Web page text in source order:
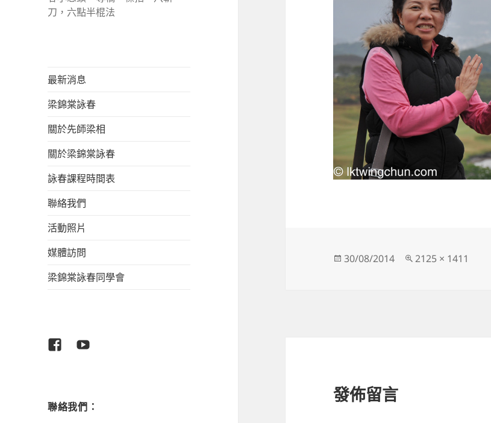
刀，六點半棍法
最新消息
梁錦棠詠春
關於先師梁相
關於梁錦棠詠春
詠春課程時間表
聯絡我們
活動照片
媒體訪問
梁錦棠詠春同學會
FacebookYoutube
聯絡我們：
發
30/08/2014
完
2125 × 1411
發佈留言